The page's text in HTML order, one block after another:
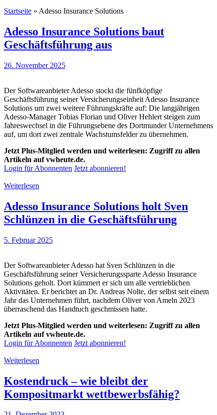
Startseite » Adesso Insurance Solutions
Adesso Insurance Solutions baut
Geschäftsführung aus
26. November 2025
Der Softwareanbieter Adesso stockt die fünfköpfige
Geschäftsführung seiner Versicherungseinheit Adesso Insurance
Solutions um zwei weitere Führungskräfte auf: Die langjährigen
Adesso-Manager Tobias Florian und Oliver Hehlert steigen zum
Jahreswechsel in die Führungsebene des Dortmunder Unternehmens
auf, um dort zwei zentrale Wachstumsfelder zu übernehmen.
Jetzt Plus-Mitglied werden und weiterlesen: Zugriff zu allen
Artikeln auf vwheute.de.
Login für Abonnenten Jetzt abonnieren!
Weiterlesen
Adesso Insurance Solutions holt Sven
Schlünzen in die Geschäftsführung
5. Februar 2025
Der Softwareanbieter Adesso hat Sven Schlünzen in die
Geschäftsführung seiner Versicherungssparte Adesso Insurance
Solutions geholt. Dort kümmert er sich um alle vertrieblichen
Aktivitäten. Er berichtet an Dr. Andreas Nolte, der selbst seit einem
Jahr das Unternehmen führt, nachdem Oliver von Ameln 2023
überraschend das Handtuch geschmissen hatte.
Jetzt Plus-Mitglied werden und weiterlesen: Zugriff zu allen
Artikeln auf vwheute.de.
Login für Abonnenten Jetzt abonnieren!
Weiterlesen
Kostendruck – wie bleibt der
Kompositmarkt wettbewerbsfähig?